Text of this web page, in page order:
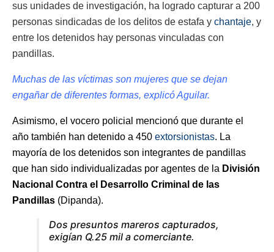
sus unidades de investigación, ha logrado capturar a 200
personas sindicadas de los delitos de estafa y chantaje, y
entre los detenidos hay personas vinculadas con
pandillas.
Muchas de las víctimas son mujeres que se dejan
engañar de diferentes formas, explicó Aguilar.
Asimismo, el vocero policial mencionó que durante el
año también han detenido a 450 extorsionistas. La
mayoría de los detenidos son integrantes de pandillas
que han sido individualizadas por agentes de la División
Nacional Contra el Desarrollo Criminal de las
Pandillas (Dipanda).
Dos presuntos mareros capturados,
exigían Q.25 mil a comerciante.